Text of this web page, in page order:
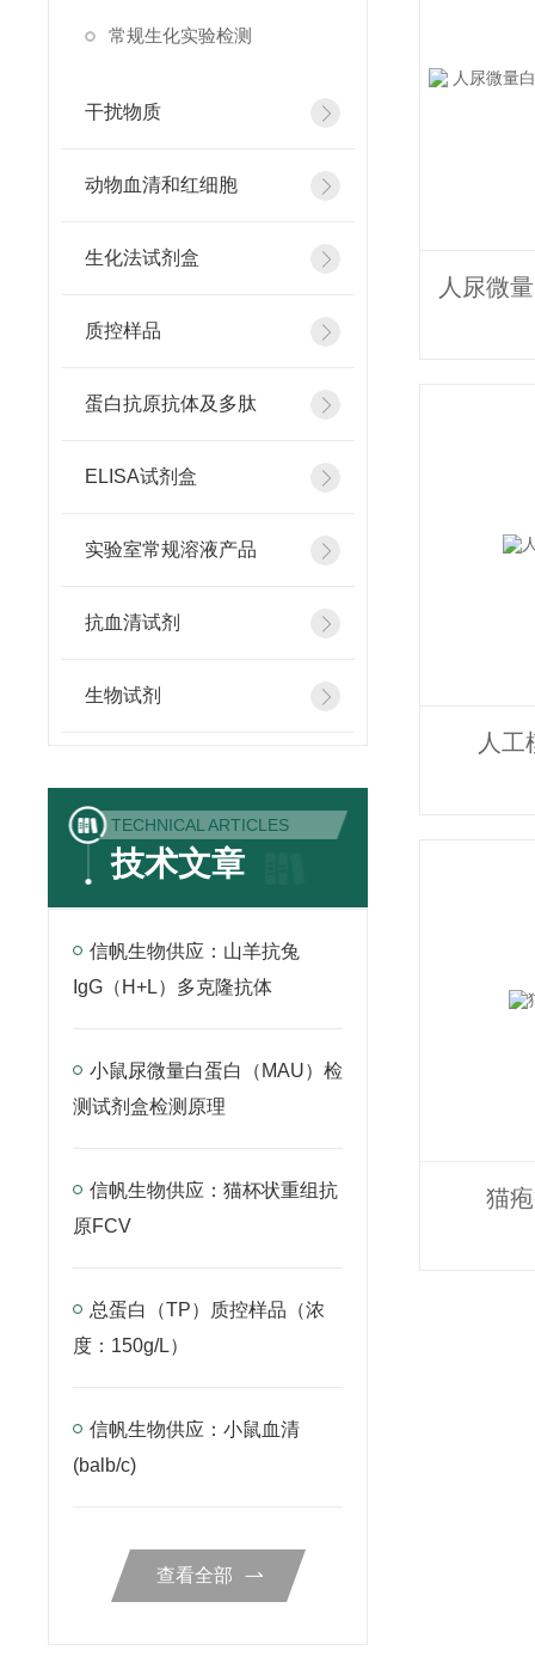
常规生化实验检测
干扰物质
动物血清和红细胞
生化法试剂盒
质控样品
蛋白抗原抗体及多肽
ELISA试剂盒
实验室常规溶液产品
抗血清试剂
生物试剂
TECHNICAL ARTICLES
技术文章
信帆生物供应：山羊抗兔
IgG（H+L）多克隆抗体
小鼠尿微量白蛋白（MAU）检
测试剂盒检测原理
信帆生物供应：猫杯状重组抗
原FCV
总蛋白（TP）质控样品（浓
度：150g/L）
信帆生物供应：小鼠血清
(balb/c)
查看全部
人工
猫